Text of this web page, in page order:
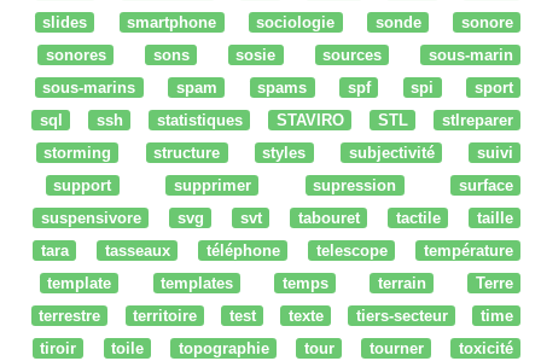
slides
smartphone sociologie sonde
sonore
sonores
sons sosie sources
sous-marin
sous-marins
spam spams spf spi
sport
sql
ssh statistiques STAVIRO STL
stlreparer
storming
structure styles subjectivité
suivi
support
supprimer supression
surface
suspensivore
svg svt tabouret tactile
taille
tara
tasseaux téléphone telescope
température
template
templates temps terrain
Terre
terrestre
territoire test texte tiers-secteur
time
tiroir
toile topographie tour tourner
toxicité